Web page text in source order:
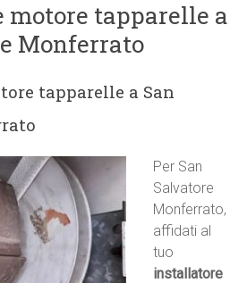
tapparelle a
Monferrato
tapparelle a San
Per San
Salvatore
Monferrato,
affidati al
tuo
installatore